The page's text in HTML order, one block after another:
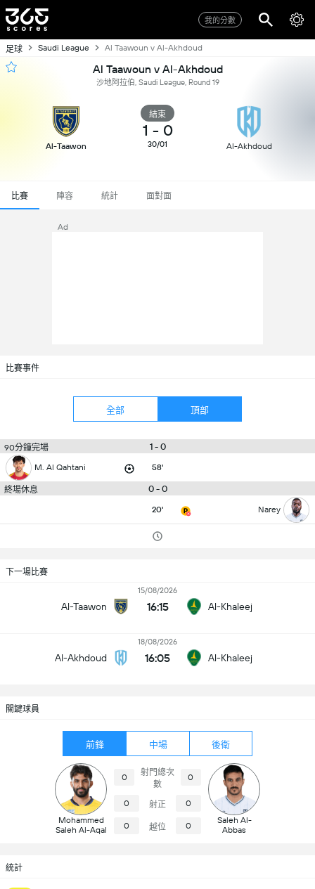
我的分數
足球 Saudi League Al Taawoun v Al-Akhdoud
Al Taawoun v Al-Akhdoud
沙地阿拉伯, Saudi League, Round 19
Al-Taawon
結束
1 - 0
30/01 Al-Akhdoud
比賽 陣容 統計 面對面
Ad
比賽事件
全部 頂部
90分鐘完場 1 - 0
M. Al Qahtani 58'
終場休息 0 - 0
20' Narey
下一場比賽
Al-Taawon
15/08/2026
16:15 Al-Khaleej
Al-Akhdoud
18/08/2026
16:05 Al-Khaleej
關鍵球員
前鋒 中場 後衛
Mohammed
Saleh Al-Aqal
0
射門總次
數
0
0 射正 0
0 越位 0
Saleh Al-
Abbas
統計